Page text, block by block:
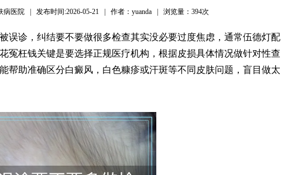
病医院 | 发布时间:2026-05-21 | 作者：yuanda | 浏览量： 394次
误诊，纠结要不要做很多检查其实没必要过度焦虑，通常伍德灯配
冤枉钱关键是要选择正规医疗机构，根据皮损具体情况做针对性查
帮助准确区分白癜风，白色糠疹或汗斑等不同皮肤问题，盲目做太